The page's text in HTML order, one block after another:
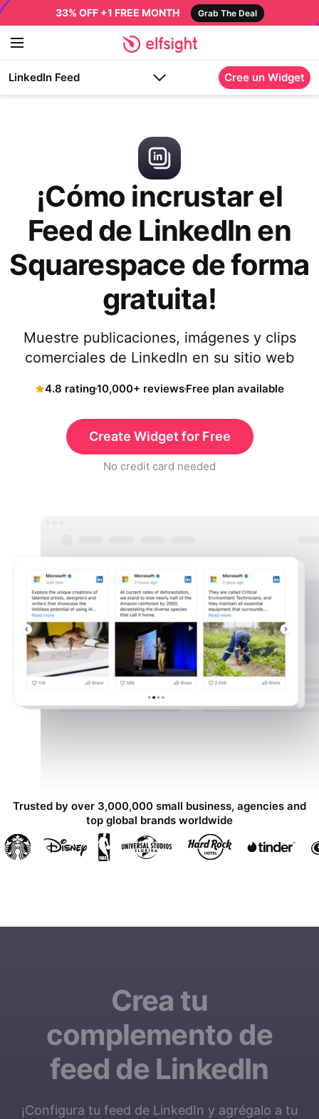
33% OFF +1 FREE MONTH Grab The Deal
LinkedIn Feed Cree un Widget
¡Cómo incrustar el
Feed de LinkedIn en
Squarespace de forma
gratuita!
Muestre publicaciones, imágenes y clips
comerciales de LinkedIn en su sitio web
4.8 rating10,000+ reviewsFree plan available
Create Widget for Free
No credit card needed
Trusted by over 3,000,000 small business, agencies and
top global brands worldwide
Crea tu
complemento de
feed de LinkedIn
¡Configura tu feed de LinkedIn y agrégalo a tu